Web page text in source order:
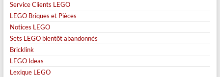
Service Clients LEGO
LEGO Briques et Pièces
Notices LEGO
Sets LEGO bientôt abandonnés
Bricklink
LEGO Ideas
Lexique LEGO